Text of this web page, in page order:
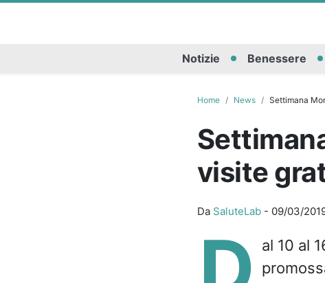
Notizie Benessere
Home News Settimana
visite
Da SaluteLab- 09/03/
al 10 al